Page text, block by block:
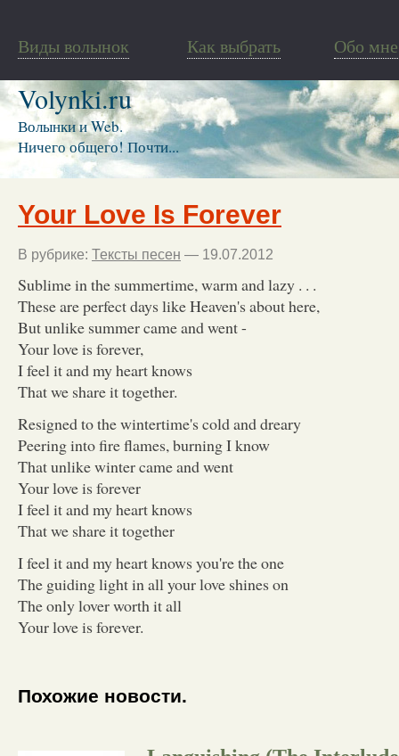
Виды волынок Как выбрать Обо мне
Volynki.ru
Волынки и Web.
Ничего общего! Почти...
Your Love Is Forever
В рубрике: Тексты песен — 19.07.2012
Sublime in the summertime, warm and lazy . . .
These are perfect days like Heaven's about here,
But unlike summer came and went -
Your love is forever,
I feel it and my heart knows
That we share it together.
Resigned to the wintertime's cold and dreary
Peering into fire flames, burning I know
That unlike winter came and went
Your love is forever
I feel it and my heart knows
That we share it together
I feel it and my heart knows you're the one
The guiding light in all your love shines on
The only lover worth it all
Your love is forever.
Похожие новости.